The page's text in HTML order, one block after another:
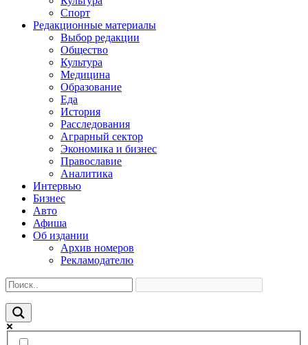
Спорт
Редакционные материалы
Выбор редакции
Общество
Культура
Медицина
Образование
Еда
История
Расследования
Аграрный сектор
Экономика и бизнес
Православие
Аналитика
Интервью
Бизнес
Авто
Афиша
Об издании
Архив номеров
Рекламодателю